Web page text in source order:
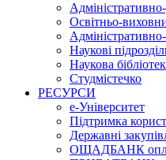
Освітньо-
Наукові
Наукова
Студмістечко
РЕСУРСИ
е-Університет
Підтримка
Державні
ОЩАДБАНК